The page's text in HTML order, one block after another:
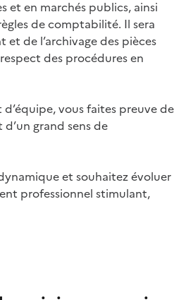
et en marchés publics, ainsi
de comptabilité. Il sera
et de l’archivage des pièces
des procédures en
vous faites preuve de
grand sens de
et souhaitez évoluer
professionnel stimulant,